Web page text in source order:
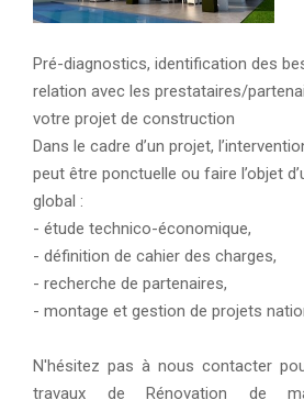
Pré-diagnostics, identification des
relation avec les prestataires/
votre projet de construction
Dans le cadre d’un projet,
peut être ponctuelle ou faire l’objet
global :
- étude technico-économique,
- définition de cahier des charges,
- recherche de partenaires,
- montage et gestion de projets
N'hésitez pas à nous contacter
travaux de Rénovation de